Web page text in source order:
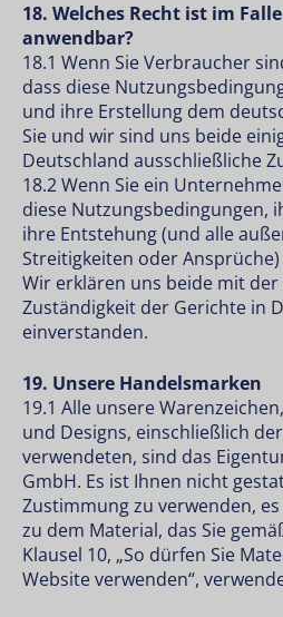
18. Welches Recht ist im
anwendbar?
18.1 Wenn Sie Verbraucher
dass diese
und ihre Erstellung dem
Sie und wir sind uns beide
Deutschland ausschließliche
18.2 Wenn Sie ein
diese Nutzungsbedingungen,
ihre Entstehung (und alle
Streitigkeiten oder
Wir erklären uns beide mit
Zuständigkeit der Gerichte in
einverstanden.
19. Unsere Handelsmarken
19.1 Alle unsere
und Designs, einschließlich
verwendeten, sind das
GmbH. Es ist Ihnen nicht
Zustimmung zu verwenden,
zu dem Material, das Sie
Klausel 10, „So dürfen Sie
Website verwenden“,